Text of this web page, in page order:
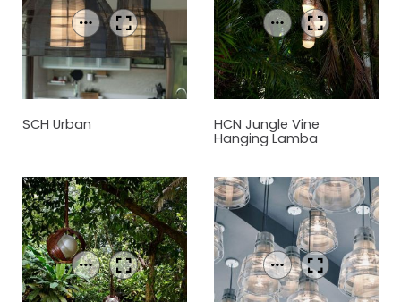
SCH Urban
HCN Jungle Vine
Hanging Lamba